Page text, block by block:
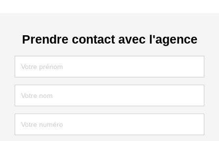
Prendre contact avec l'agence